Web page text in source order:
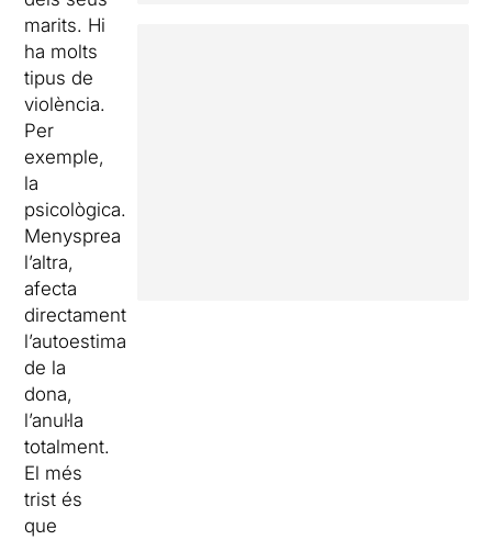
marits. Hi
ha molts
tipus de
violència.
Per
exemple,
la
psicològica.
Menysprea
l’altra,
afecta
directament
l’autoestima
de la
dona,
l’anul·la
totalment.
El més
trist és
que